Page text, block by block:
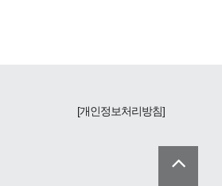
[개인정보처리방침]